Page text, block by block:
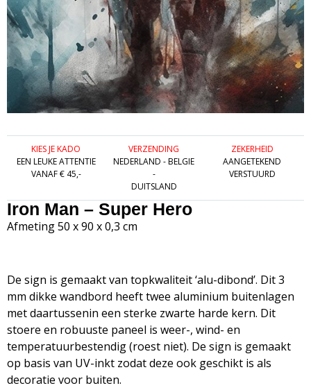
KIES JE KADO
EEN LEUKE ATTENTIE
VANAF € 45,-
VERZENDING
NEDERLAND - BELGIE
-
DUITSLAND
ZEKERHEID
AANGETEKEND
VERSTUURD
Iron Man – Super Hero
Afmeting 50 x 90 x 0,3 cm
De sign is gemaakt van topkwaliteit ‘alu-dibond’. Dit 3
mm dikke wandbord heeft twee aluminium buitenlagen
met daartussenin een sterke zwarte harde kern. Dit
stoere en robuuste paneel is weer-, wind- en
temperatuurbestendig (roest niet). De sign is gemaakt
op basis van UV-inkt zodat deze ook geschikt is als
decoratie voor buiten.